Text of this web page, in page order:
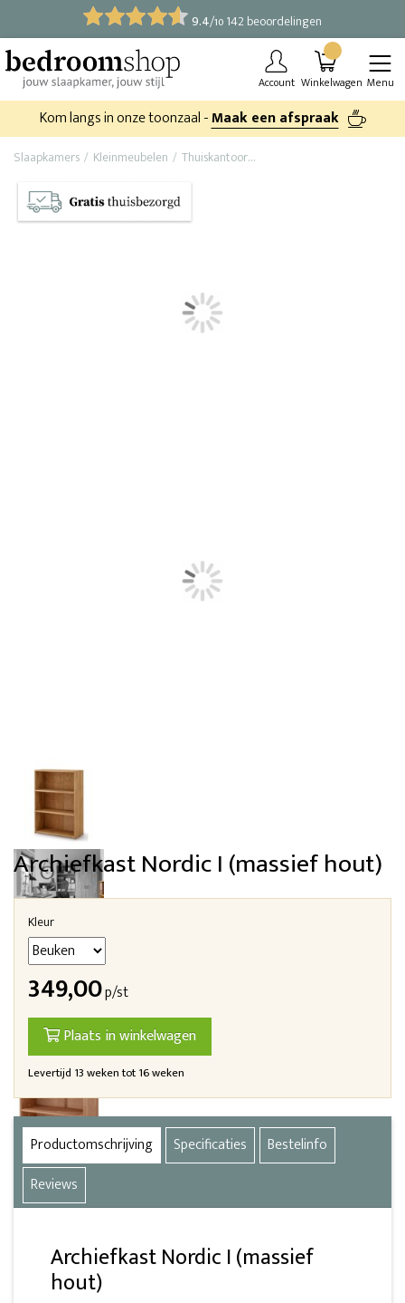
9.4/10 142 beoordelingen
Account Winkelwagen Menu
Kom langs in onze toonzaal -Maak een afspraak
Slaapkamers Kleinmeubelen Thuiskantoor
Archiefkast Nordic I (massief hout)
Kleur
349,00p/st
Plaats in winkelwagen
Levertijd 13 weken tot 16 weken
Productomschrijving Specificaties
Bestelinfo
Reviews
Archiefkast Nordic I (massief
hout)